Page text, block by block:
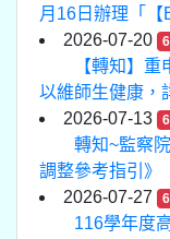
月16日辦理「【
2026-07-20
【轉知】
以維師生健康，
2026-07-13
轉知~監察
調整參考指引》
2026-07-27
116學年度